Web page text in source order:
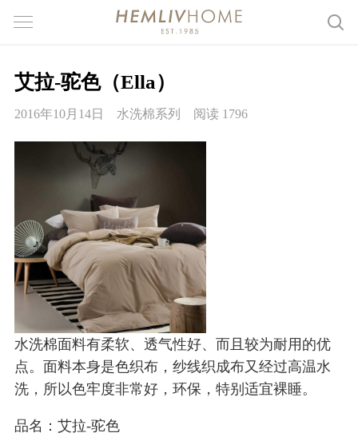
艾拉-驼色（Ella）
2016年10月14日 水洗棉系列 阅读 1796
水洗棉面料有柔软、透气性好、而且较为耐用的优
点。面料本身是色织布，纱线织成布又经过高温水
洗，所以色牢度非常好，环保，特别适宜裸睡。
品名：艾拉-驼色